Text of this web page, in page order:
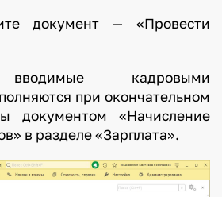
документ — «Провести
вводимые кадровыми
при окончательном
документом «Начисление
в разделе «Зарплата».